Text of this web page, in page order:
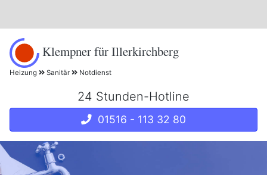
Klempner für Illerkirchberg
Heizung Sanitär Notdienst
24 Stunden-Hotline
01516 - 113 32 80